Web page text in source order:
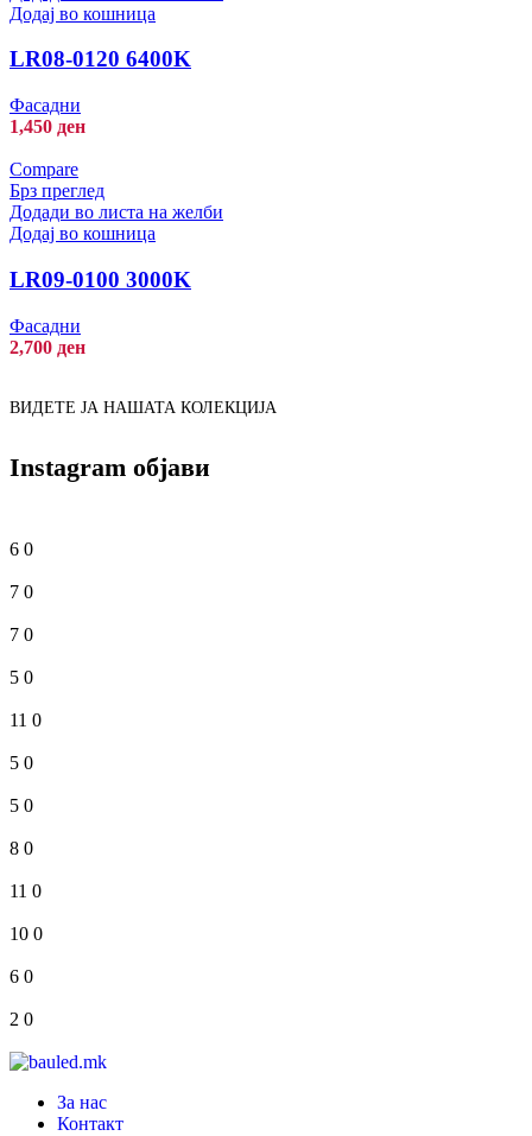
Додај во кошница
LR08-0120 6400K
Фасадни
1,450 ден
Compare
Брз преглед
Додади во листа на желби
Додај во кошница
LR09-0100 3000K
Фасадни
2,700 ден
ВИДЕТЕ ЈА НАШАТА КОЛЕКЦИЈА
Instagram објави
6 0
7 0
7 0
5 0
11 0
5 0
5 0
8 0
11 0
10 0
6 0
2 0
За нас
Контакт